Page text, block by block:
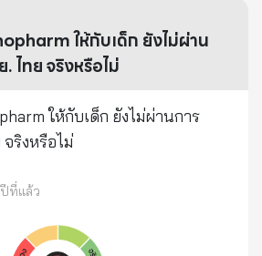
ให้กับเด็ก ยังไม่ผ่าน
ไทย จริงหรือไม่
อนุมัติจาก อย. ไทย จริงหรือไม่
ที่แล้ว